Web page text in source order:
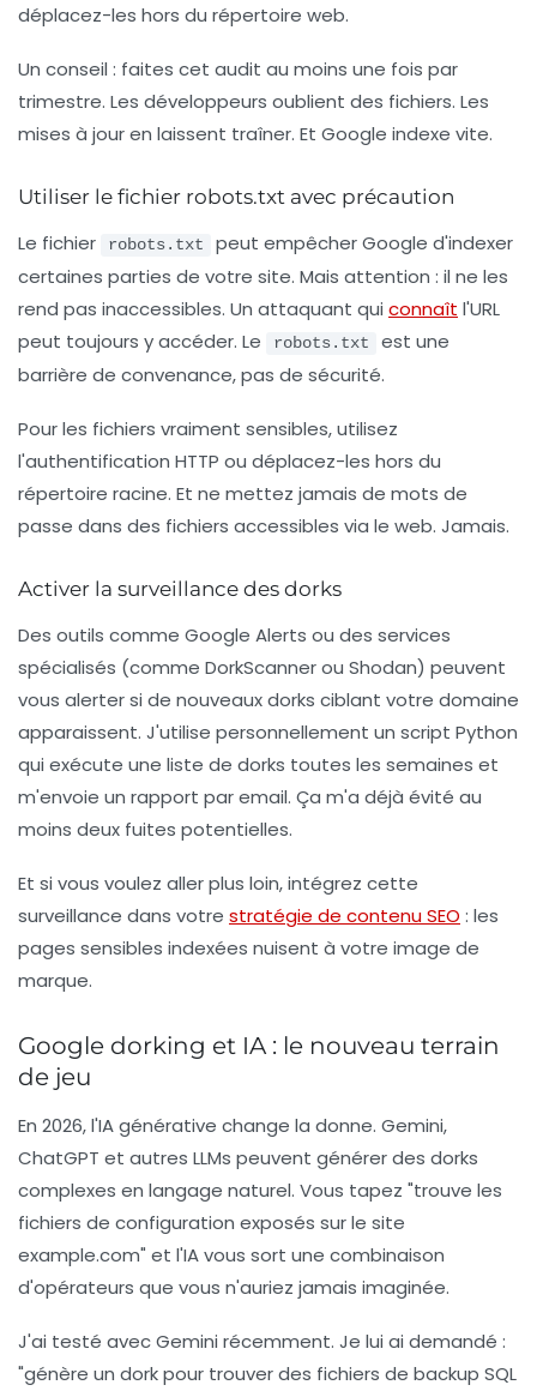
déplacez-les hors du répertoire web.
Un conseil : faites cet audit au moins une fois par
trimestre. Les développeurs oublient des fichiers. Les
mises à jour en laissent traîner. Et Google indexe vite.
Utiliser le fichier robots.txt avec précaution
Le fichier robots.txt
peut empêcher Google d'indexer
certaines parties de votre site. Mais attention : il ne les
rend pas inaccessibles. Un attaquant qui connaît l'URL
peut toujours y accéder. Le
robots.txt
est une
barrière de convenance, pas de sécurité.
Pour les fichiers vraiment sensibles, utilisez
l'authentification HTTP ou déplacez-les hors du
répertoire racine. Et ne mettez jamais de mots de
passe dans des fichiers accessibles via le web. Jamais.
Activer la surveillance des dorks
Des outils comme Google Alerts ou des services
spécialisés (comme DorkScannerou Shodan) peuvent
vous alerter si de nouveaux dorks ciblant votre domaine
apparaissent. J'utilise personnellement un script Python
qui exécute une liste de dorks toutes les semaines et
m'envoie un rapport par email. Ça m'a déjà évité au
moins deux fuites potentielles.
Et si vous voulez aller plus loin, intégrez cette
surveillance dans votre stratégie de contenu SEO : les
pages sensibles indexées nuisent à votre image de
marque.
Google dorking et IA : le nouveau terrain
de jeu
En 2026, l'IA générative change la donne. Gemini,
ChatGPT et autres LLMs peuvent générer des dorks
complexes en langage naturel. Vous tapez "trouve les
fichiers de configuration exposés sur le site
example.com" et l'IA vous sort une combinaison
d'opérateurs que vous n'auriez jamais imaginée.
J'ai testé avec Gemini récemment. Je lui ai demandé :
"génère un dork pour trouver des fichiers de backup SQL